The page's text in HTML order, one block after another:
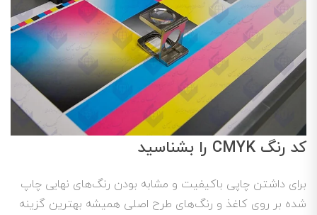
کد رنگ CMYK را بشناسید
برای داشتن چاپی باکیفیت و مشابه بودن رنگ‌های نهایی چاپ
شده بر روی کاغذ و رنگ‌های طرح اصلی همیشه بهترین گزینه